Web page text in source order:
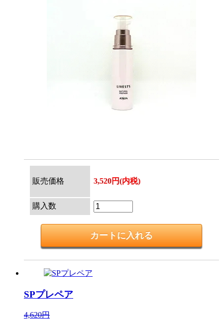
販売価格 3,520円(内税)
購入数
SPプレペア
4,620円